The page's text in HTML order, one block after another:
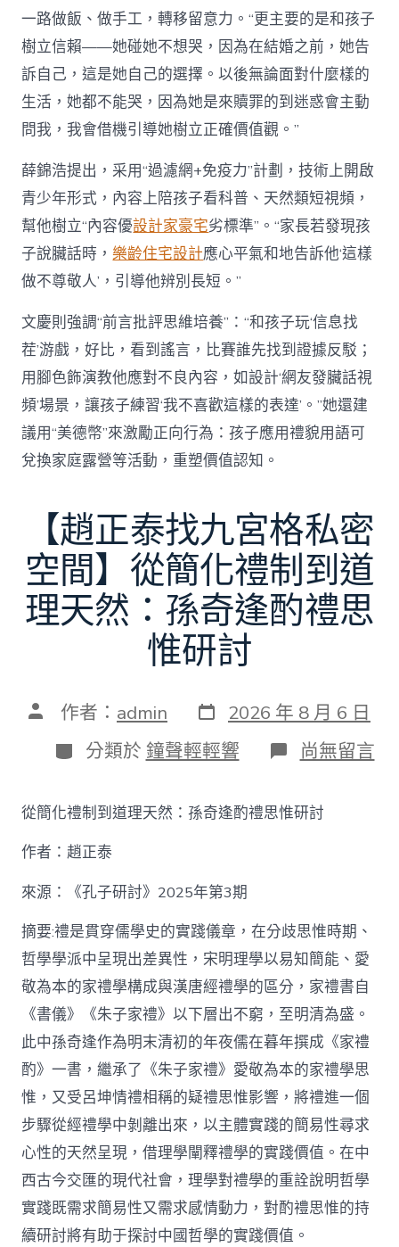
一路做飯、做手工，轉移留意力。“更主要的是和孩子
樹立信賴——她碰她不想哭，因為在結婚之前，她告
訴自己，這是她自己的選擇。以後無論面對什麼樣的
生活，她都不能哭，因為她是來贖罪的到迷惑會主動
問我，我會借機引導她樹立正確價值觀。”
薛錦浩提出，采用“過濾網+免疫力”計劃，技術上開啟
青少年形式，內容上陪孩子看科普、天然類短視頻，
幫他樹立“內容優設計家豪宅劣標準”。“家長若發現孩
子說臟話時，樂齡住宅設計應心平氣和地告訴他‘這樣
做不尊敬人’，引導他辨別長短。”
文慶則強調“前言批評思維培養”：“和孩子玩‘信息找
茬’游戲，好比，看到謠言，比賽誰先找到證據反駁；
用腳色飾演教他應對不良內容，如設計‘網友發臟話視
頻’場景，讓孩子練習‘我不喜歡這樣的表達’。”她還建
議用“美德幣”來激勵正向行為：孩子應用禮貌用語可
兌換家庭露營等活動，重塑價值認知。
【趙正泰找九宮格私密
空間】從簡化禮制到道
理天然：孫奇逢酌禮思
惟研討
文 作者： admin 發
表
日
期
2026 年 8 月 6 日
分
類
分類於 鐘聲輕輕響 在
〈【趙
泰
找
空
間】
從
簡
化
禮
制
到
道
理
天
然：
孫
奇
逢
酌
禮
思
尚無留言
從簡化禮制到道理天然：孫奇逢酌禮思惟研討
作者：趙正泰
來源：《孔子研討》2025年第3期
摘要:禮是貫穿儒學史的實踐儀章，在分歧思惟時期、
哲學學派中呈現出差異性，宋明理學以易知簡能、愛
敬為本的家禮學構成與漢唐經禮學的區分，家禮書自
《書儀》《朱子家禮》以下層出不窮，至明清為盛。
此中孫奇逢作為明末清初的年夜儒在暮年撰成《家禮
酌》一書，繼承了《朱子家禮》愛敬為本的家禮學思
惟，又受呂坤情禮相稱的疑禮思惟影響，將禮進一個
步驟從經禮學中剝離出來，以主體實踐的簡易性尋求
心性的天然呈現，借理學闡釋禮學的實踐價值。在中
西古今交匯的現代社會，理學對禮學的重詮說明哲學
實踐既需求簡易性又需求感情動力，對酌禮思惟的持
續研討將有助于探討中國哲學的實踐價值。